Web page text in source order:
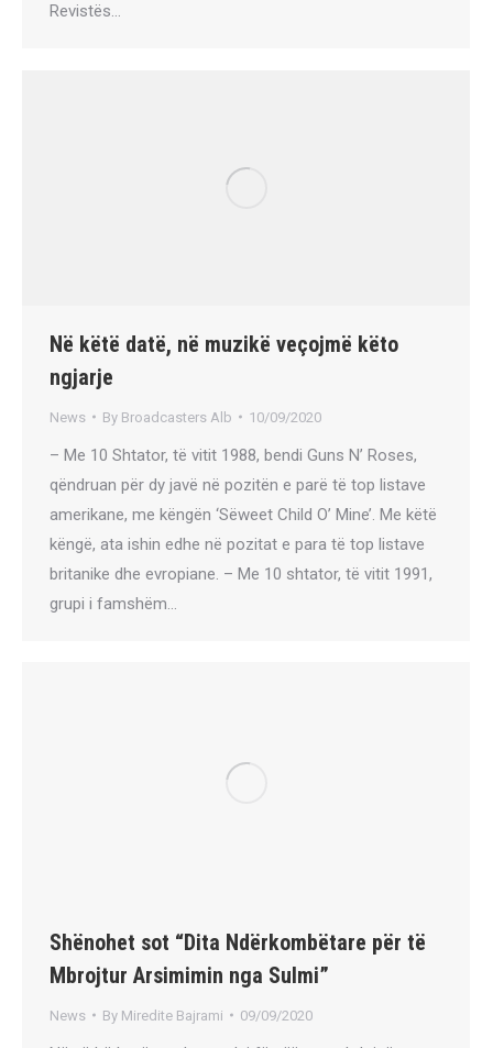
Revistës…
Në këtë datë, në muzikë veçojmë këto
ngjarje
News By Broadcasters Alb 10/09/2020
– Me 10 Shtator, të vitit 1988, bendi Guns N’ Roses,
qëndruan për dy javë në pozitën e parë të top listave
amerikane, me këngën ‘Sëweet Child O’ Mine’. Me këtë
këngë, ata ishin edhe në pozitat e para të top listave
britanike dhe evropiane. – Me 10 shtator, të vitit 1991,
grupi i famshëm…
Shënohet sot “Dita Ndërkombëtare për të
Mbrojtur Arsimimin nga Sulmi”
News By Miredite Bajrami 09/09/2020